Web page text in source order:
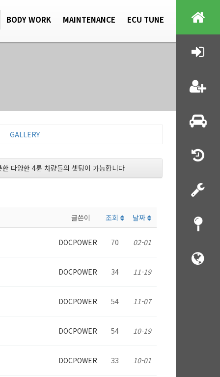
BODY WORK MAINTENANCE ECU TUNE
GALLERY
다양한 4륜 차량들의 셋팅이 가능합니다
글쓴이 조회 날짜
DOCPOWER 70 02-01
DOCPOWER 34 11-19
DOCPOWER 54 11-07
DOCPOWER 54 10-19
DOCPOWER 33 10-01